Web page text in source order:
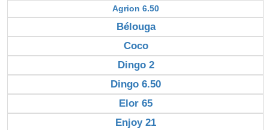
Agrion 6.50
Bélouga
Coco
Dingo 2
Dingo 6.50
Elor 65
Enjoy 21